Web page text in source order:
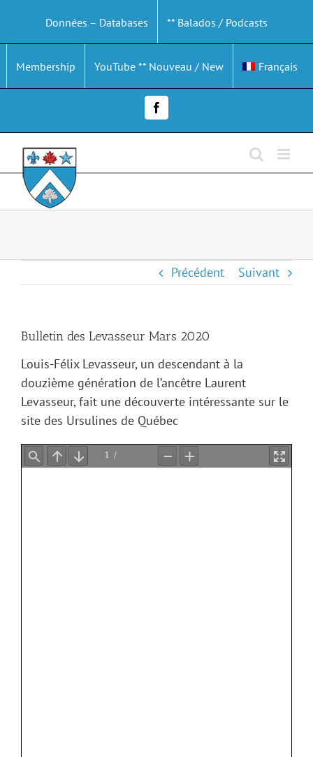
contenu
Données – Databases ** Balados / Podcasts
Membership YouTube ** Nouveau / New Français
Facebook
Précédent Suivant
Bulletin des Levasseur Mars 2020
Louis-Félix Levasseur, un descendant à la
douzième génération de l’ancêtre Laurent
Levasseur, fait une découverte intéressante sur le
site des Ursulines de Québec